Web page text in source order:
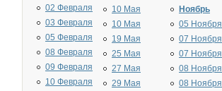
02 Февраля
03 Февраля
05 Февраля
08 Февраля
09 Февраля
10 Февраля
10 Мая
10 Мая
19 Мая
25 Мая
27 Мая
29 Мая
Ноябрь
05 Ноября
07 Ноября
07 Ноября
08 Ноября
08 Ноября